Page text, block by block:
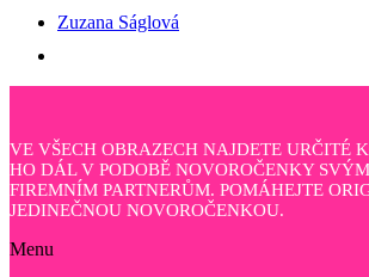
Zuzana Ságlová
VE VŠECH OBRAZECH NAJDETE URČITÉ
HO DÁL V PODOBĚ NOVOROČENKY
FIREMNÍM PARTNERŮM. POMÁHEJTE
JEDINEČNOU NOVOROČENKOU.
Menu